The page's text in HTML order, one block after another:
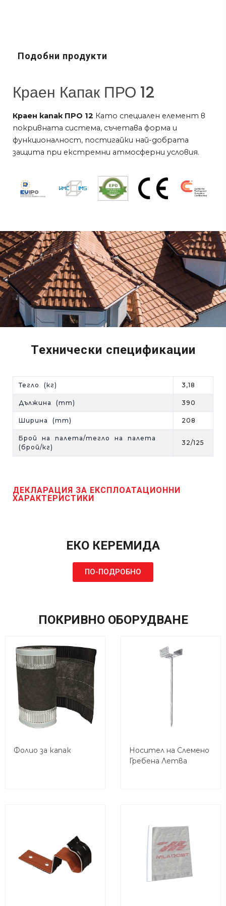
Подобни продукти
Краен Капак ПРО 12
Краен капак ПРО 12 Като специален елемент в
покривната система, съчетава форма и
функционалност, постигайки най-добрата
защита при екстремни атмосферни условия.
Технически спецификации
Тегло (кг) 3,18
Дължина (mm) 390
Ширина (mm) 208
Брой на палета/тегло на палета
(брой/кг)
32/125
ДЕКЛАРАЦИЯ ЗА ЕКСПЛОАТАЦИОННИ
ХАРАКТЕРИСТИКИ
ЕКО КЕРЕМИДА
ПО-ПОДРОБНО
ПОКРИВНО ОБОРУДВАНЕ
Фолио за капак
Носител на Слемено
Гребена Летва